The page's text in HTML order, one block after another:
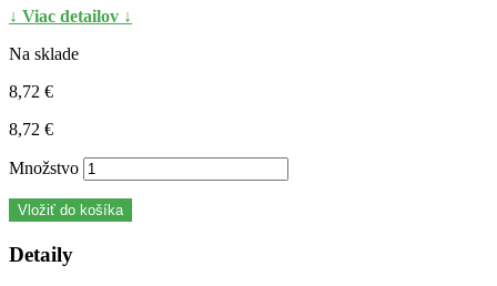
↓ Viac detailov ↓
Na sklade
8,72 €
8,72 €
Množstvo
Vložiť do košíka
Detaily